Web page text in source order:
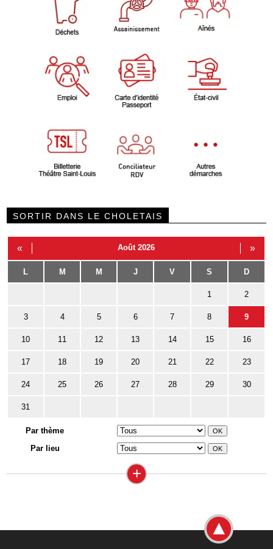
SORTIR DANS LE CHOLETAIS
« Août 2026 »
L M M J V S D
1 2
3 4 5 6 7 8 9
10 11 12 13 14 15 16
17 18 19 20 21 22 23
24 25 26 27 28 29 30
31
Par thème
Par lieu
+